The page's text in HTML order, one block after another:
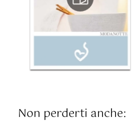
Non perderti anche: